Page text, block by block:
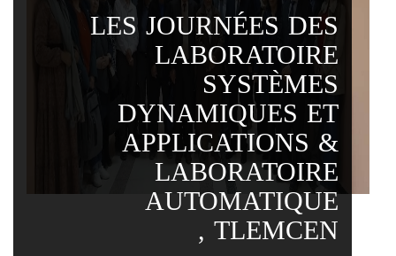
LES JOURNÉES DES
LABORATOIRE
SYSTÈMES
DYNAMIQUES ET
APPLICATIONS &
LABORATOIRE
AUTOMATIQUE
TLEMCEN ,